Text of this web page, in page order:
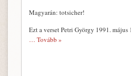
Magyarán: totsicher!
Ezt a verset Petri György 1991.
… Tovább »